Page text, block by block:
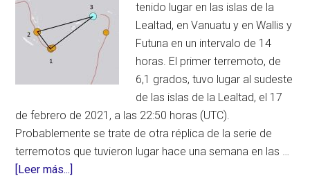
tenido lugar en las islas de la
Lealtad, en Vanuatu y en Wallis y
Futuna en un intervalo de 14
horas. El primer terremoto, de
6,1 grados, tuvo lugar al sudeste
de las islas de la Lealtad, el 17
de febrero de 2021, a las 22:50 horas (UTC).
Probablemente se trate de otra réplica de la serie de
terremotos que tuvieron lugar hace una semana en las …
[Leer más...]